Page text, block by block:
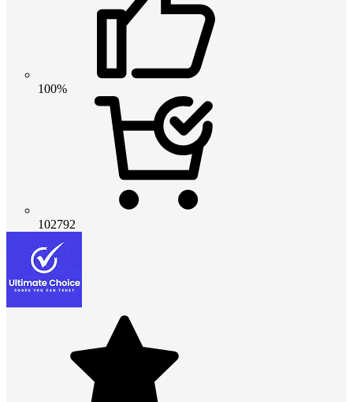
100%
102792